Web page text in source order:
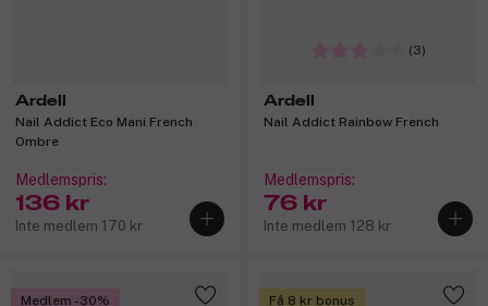
Ardell
Nail Addict Eco Mani French
Ombre
Medlemspris:
136 kr
Inte medlem 170 kr
(3)
Ardell
Nail Addict Rainbow French
Medlemspris:
76 kr
Inte medlem 128 kr
Medlem -30% Få 8 kr bonus